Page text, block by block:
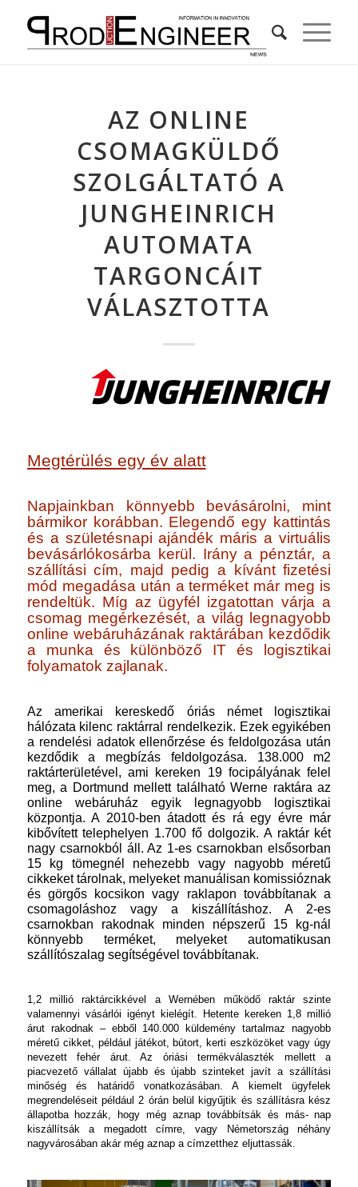
AZ ONLINE
CSOMAGKÜLDŐ
SZOLGÁLTATÓ A
JUNGHEINRICH
AUTOMATA
TARGONCÁIT
VÁLASZTOTTA
Megtérülés egy év alatt
Napjainkban könnyebb bevásárolni, mint
bármikor korábban. Elegendő egy kattintás
és a születésnapi ajándék máris a virtuális
bevásárlókosárba kerül. Irány a pénztár, a
szállítási cím, majd pedig a kívánt fizetési
mód megadása után a terméket már meg is
rendeltük. Míg az ügyfél izgatottan várja a
csomag megérkezését, a világ legnagyobb
online webáruházának raktárában kezdődik
a munka és különböző IT és logisztikai
folyamatok zajlanak.
Az amerikai kereskedő óriás német logisztikai
hálózata kilenc raktárral rendelkezik. Ezek egyikében
a rendelési adatok ellenőrzése és feldolgozása után
kezdődik a megbízás feldolgozása. 138.000 m2
raktárterületével, ami kereken 19 focipályának felel
meg, a Dortmund mellett található Werne raktára az
online webáruház egyik legnagyobb logisztikai
központja. A 2010-ben átadott és rá egy évre már
kibővített telephelyen 1.700 fő dolgozik. A raktár két
nagy csarnokból áll. Az 1-es csarnokban elsősorban
15 kg tömegnél nehezebb vagy nagyobb méretű
cikkeket tárolnak, melyeket manuálisan komissióznak
és görgős kocsikon vagy raklapon továbbítanak a
csomagoláshoz vagy a kiszállításhoz. A 2-es
csarnokban rakodnak minden népszerű 15 kg-nál
könnyebb terméket, melyeket automatikusan
szállítószalag segítségével továbbítanak.
1,2 millió raktárcikkével a Wernében működő raktár szinte
valamennyi vásárlói igényt kielégít. Hetente kereken 1,8 millió
árut rakodnak – ebből 140.000 küldemény tartalmaz nagyobb
méretű cikket, például játékot, bútort, kerti eszközöket vagy úgy
nevezett fehér árut. Az óriási termékválaszték mellett a
piacvezető vállalat újabb és újabb szinteket javít a szállítási
minőség és határidő vonatkozásában. A kiemelt ügyfelek
megrendeléseit például 2 órán belül kigyűjtik és szállításra kész
állapotba hozzák, hogy még aznap továbbítsák és más- nap
kiszállítsák a megadott címre, vagy Németország néhány
nagyvárosában akár még aznap a címzetthez eljuttassák.